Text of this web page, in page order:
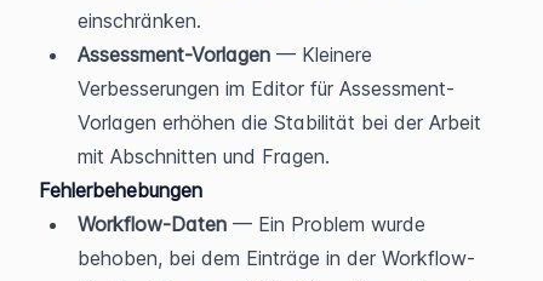
einschränken.
Assessment-Vorlagen — Kleinere
Verbesserungen im Editor für Assessment-
Vorlagen erhöhen die Stabilität bei der Arbeit
mit Abschnitten und Fragen.
Fehlerbehebungen
Workflow-Daten — Ein Problem wurde
behoben, bei dem Einträge in der Workflow-